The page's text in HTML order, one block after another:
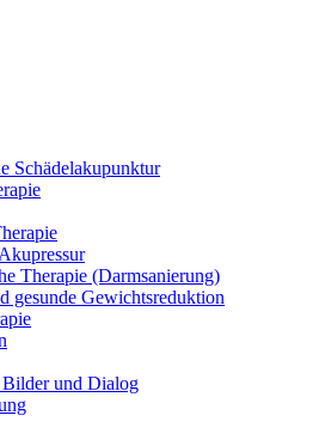
Schädelakupunktur
Therapie (Darmsanierung)
gesunde Gewichtsreduktion
Bilder und Dialog